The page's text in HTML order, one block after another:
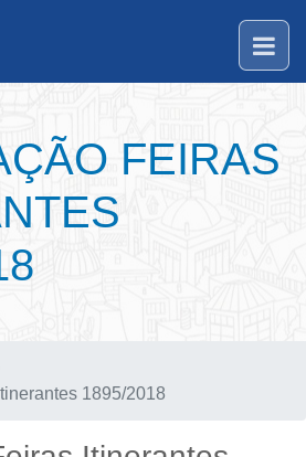
FEIRAS
1895/2018